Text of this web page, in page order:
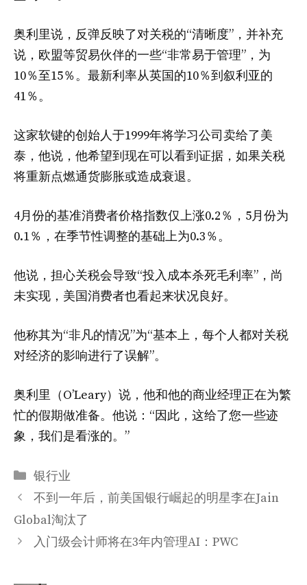
奥利里说，反弹反映了对关税的“清晰度”，并补充
说，欧盟等贸易伙伴的一些“非常易于管理”，为
10％至15％。最新利率从英国的10％到叙利亚的
41％。
这家软键的创始人于1999年将学习公司卖给了美
泰，他说，他希望到现在可以看到证据，如果关税
将重新点燃通货膨胀或造成衰退。
4月份的基准消费者价格指数仅上涨0.2％，5月份为
0.1％，在季节性调整的基础上为0.3％。
他说，担心关税会导致“投入成本杀死毛利率”，尚
未实现，美国消费者也看起来状况良好。
他称其为“非凡的情况”为“基本上，每个人都对关税
对经济的影响进行了误解”。
奥利里（O’Leary）说，他和他的商业经理正在为繁
忙的假期做准备。他说：“因此，这给了您一些迹
象，我们是看涨的。”
分
类
银行业
不到一年后，前美国银行崛起的明星李在Jain
Global淘汰了
入门级会计师将在3年内管理AI：PWC